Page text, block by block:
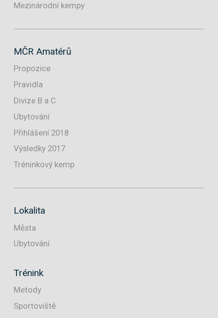
Mezinárodní kempy
MČR Amatérů
Propozice
Pravidla
Divize B a C
Ubytování
Přihlášení 2018
Výsledky 2017
Tréninkový kemp
Lokalita
Města
Ubytování
Trénink
Metody
Sportoviště